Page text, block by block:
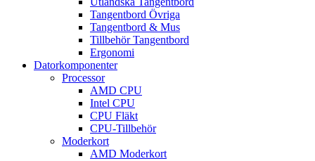
Tangentbord Övriga
Tangentbord & Mus
Tillbehör Tangentbord
Ergonomi
Datorkomponenter
Processor
AMD CPU
Intel CPU
CPU Fläkt
CPU-Tillbehör
Moderkort
AMD Moderkort